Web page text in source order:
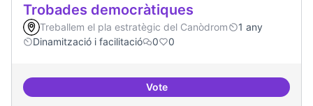
Trobades democràtiques
Treballem el pla estratègic del Canòdrom
1 any
Dinamització i facilitació
0 0
VoteTrobades democràtiques